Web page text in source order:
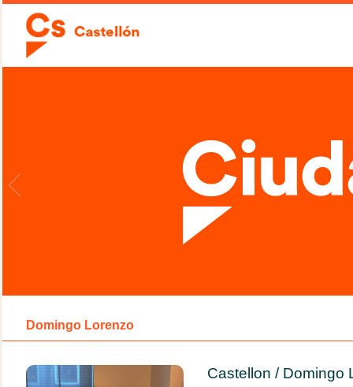
Domingo Lorenzo
Castellon / Domingo